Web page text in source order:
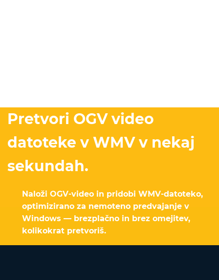
Pretvori OGV video
datoteke v WMV v nekaj
sekundah.
Naloži OGV-video in pridobi WMV-datoteko,
optimizirano za nemoteno predvajanje v
Windows — brezplačno in brez omejitev,
kolikokrat pretvoriš.